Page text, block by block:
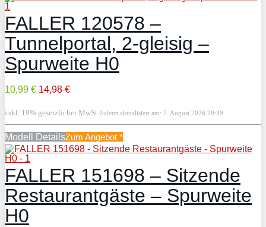
FALLER 120578 –
Tunnelportal, 2-gleisig –
Spurweite H0
10,99 € 14,98 €
inkl. 19% gesetzlicher MwSt. Zuletzt aktualisiert am: 7. August 2026 20:39
Modell DetailsZum Angebot *
FALLER 151698 – Sitzende
Restaurantgäste – Spurweite
H0